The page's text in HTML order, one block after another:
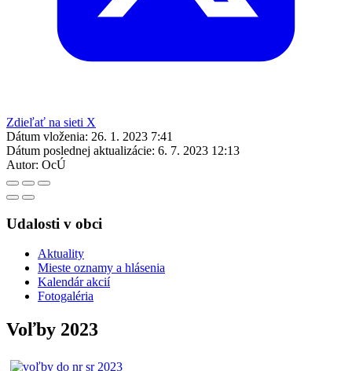
Zdieľať na sieti X
Dátum vloženia: 26. 1. 2023 7:41
Dátum poslednej aktualizácie: 6. 7. 2023 12:13
Autor: OcÚ
Udalosti v obci
Aktuality
Mieste oznamy a hlásenia
Kalendár akcií
Fotogaléria
Voľby 2023